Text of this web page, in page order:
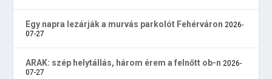
Egy napra lezárják a murvás parkolót Fehérváron 2026-
07-27
ARAK: szép helytállás, három érem a felnőtt ob-n 2026-
07-27